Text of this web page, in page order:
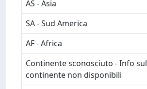
AS - Asia
SA - Sud America
AF - Africa
Continente sconosciuto - Info sul
continente non disponibili